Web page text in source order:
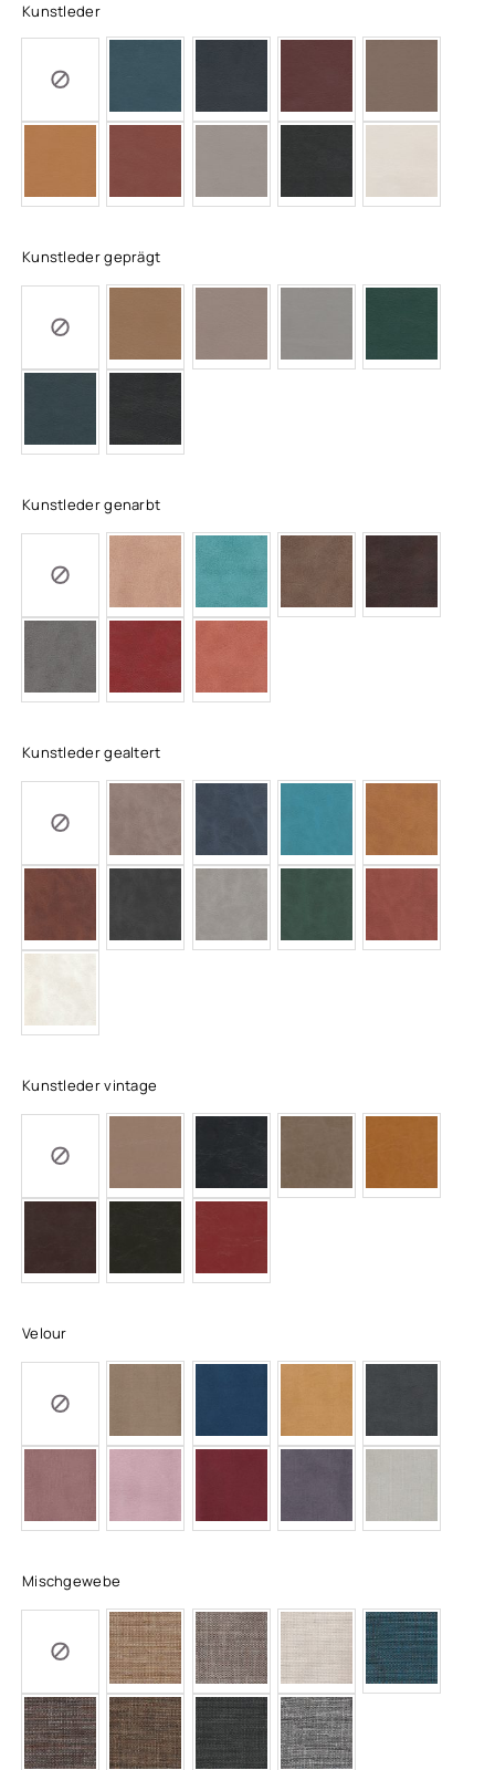
Kunstleder
Kunstleder geprägt
Kunstleder genarbt
Kunstleder gealtert
Kunstleder vintage
Velour
Mischgewebe